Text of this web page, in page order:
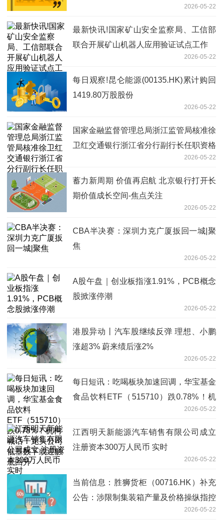
2026-05-22
最新快讯!国家矿山安全监察局、工信部
联合开展矿山机器人应用验证试点工作
2026-05-22
每日观察!昆仑能源(00135.HK)累计购回
1419.80万股股份
2026-05-22
国家金融监督管理总局浙江监管局核准徐
卫红交通银行浙江省分行副行长任职资格
2026-05-22
蓄力新周期 价值再启航 北京银行打开长
期价值成长空间-焦点关注
2026-05-22
CBA半决赛：深圳力克广厦扳回一城|聚
焦
2026-05-22
A股午盘｜创业板指涨1.91%，PCB概念
股掀涨停潮
2026-05-22
港股异动丨汽车股继续反弹 理想、小鹏
涨超3% 蔚来绩后涨2%
2026-05-22
每日短讯：吃喝板块加速回调，华宝基金
食品饮料ETF（515710）跌0.78%！机
构喊话：龙头公司低基数下或迎触底回升
2026-05-22
江西明天新能源汽车销售有限公司成立
注册资本300万人民币 实时
2026-05-22
当前信息：胜狮货柜（00716.HK）补充
公告：涉限制集装箱产量及价格操纵指控
2026-05-22